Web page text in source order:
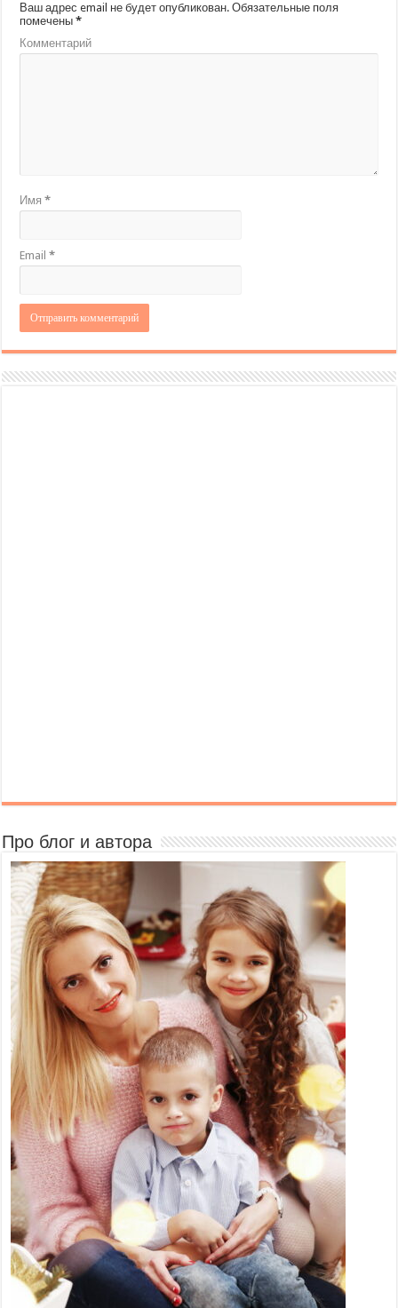
Ваш адрес email не будет опубликован. Обязательные поля
помечены*
Комментарий
Имя*
Email*
Про блог и автора